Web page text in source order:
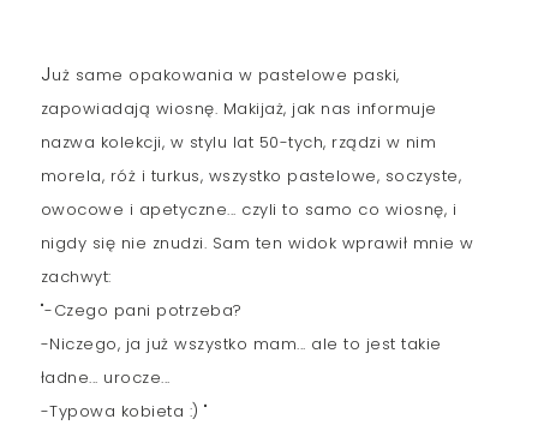
Już same opakowania w pastelowe paski,
zapowiadają wiosnę. Makijaż, jak nas informuje
nazwa kolekcji, w stylu lat 50-tych, rządzi w nim
morela, róż i turkus, wszystko pastelowe, soczyste,
owocowe i apetyczne... czyli to samo co wiosnę, i
nigdy się nie znudzi. Sam ten widok wprawił mnie w
zachwyt:
"-Czego pani potrzeba?
-Niczego, ja już wszystko mam... ale to jest takie
ładne... urocze...
-Typowa kobieta :) "